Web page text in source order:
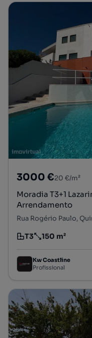
3000 €20 €/m²
Moradia T3+1
Arrendamento
Tipologia
T3
Preço por metro
150 m²
Kw Coastline
Profissional